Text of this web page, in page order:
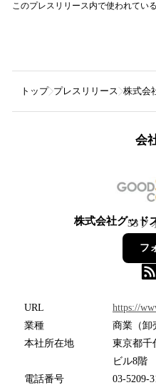
このプレスリリース内で使われてい
トップ プレスリリース 株式会
会
株式会社グッド
53フ
フ
URL
https://
業種
商業（卸
本社所在地
東京都千
ビル8階
電話番号
03-5209-